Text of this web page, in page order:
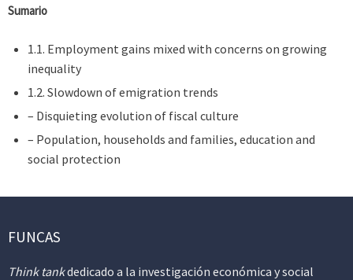
Sumario
1.1. Employment gains mixed with concerns on growing
inequality
1.2. Slowdown of emigration trends
– Disquieting evolution of fiscal culture
– Population, households and families, education and
social protection
FUNCAS
Think tankdedicado a la investigación económica y social